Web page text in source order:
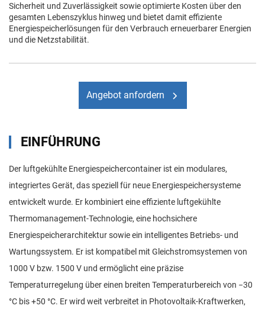
Sicherheit und Zuverlässigkeit sowie optimierte Kosten über den
gesamten Lebenszyklus hinweg und bietet damit effiziente
Energiespeicherlösungen für den Verbrauch erneuerbarer Energien
und die Netzstabilität.
Angebot anfordern
EINFÜHRUNG
Der luftgekühlte Energiespeichercontainer ist ein modulares,
integriertes Gerät, das speziell für neue Energiespeichersysteme
entwickelt wurde. Er kombiniert eine effiziente luftgekühlte
Thermomanagement-Technologie, eine hochsichere
Energiespeicherarchitektur sowie ein intelligentes Betriebs- und
Wartungssystem. Er ist kompatibel mit Gleichstromsystemen von
1000 V bzw. 1500 V und ermöglicht eine präzise
Temperaturregelung über einen breiten Temperaturbereich von −30
°C bis +50 °C. Er wird weit verbreitet in Photovoltaik-Kraftwerken,